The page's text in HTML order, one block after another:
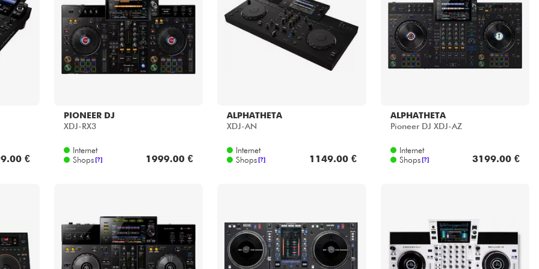
Sehen Sie sich unsere Marken an
€
PIONEER DJ
XDJ-RX3
Internet
Shops [?] 1999.00 €
ALPHATHETA
XDJ-AN
Internet
Shops [?] 1149.00 €
ALPHATHETA
Pioneer DJ XDJ-AZ
Internet
Shops [?] 3199.00 €